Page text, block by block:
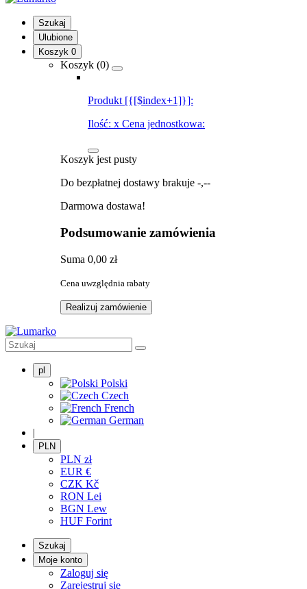
Szukaj
Ulubione
Koszyk 0
Koszyk (0)
Produkt [{[$index+1]}]:
Ilość: x Cena jednostkowa:
Koszyk jest pusty
Do bezpłatnej dostawy brakuje -,--
Darmowa dostawa!
Podsumowanie zamówienia
Suma 0,00 zł
Cena uwzględnia rabaty
Realizuj zamówienie
pl
Polski
Czech
French
German
|
PLN
PLN zł
EUR €
CZK Kč
RON Lei
BGN Lew
HUF Forint
Szukaj
Moje konto
Zaloguj się
Zarejestruj się